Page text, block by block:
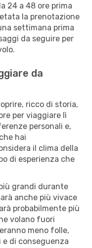
24 a 48 ore prima
la prenotazione
settimana prima
da seguire per
da
ricco di storia,
per viaggiare lì
personali e,
hai
il clima della
di esperienza che
grandi durante
anche più vivace
probabilmente più
volano fuori
meno folle,
e di conseguenza